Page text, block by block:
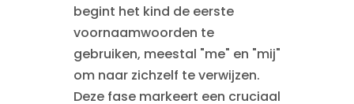
begint het kind de eerste
voornaamwoorden te
gebruiken, meestal "me" en "mij"
om naar zichzelf te verwijzen.
Deze fase markeert een cruciaal